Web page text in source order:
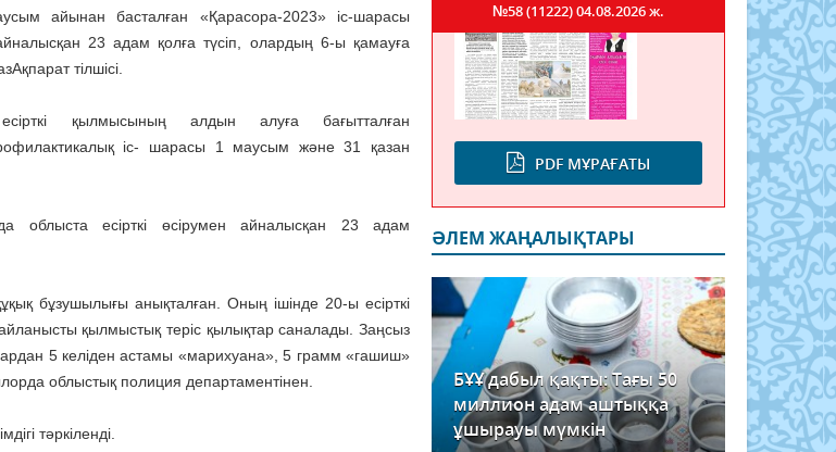
айынан басталған «Қарасора-2023» іс-шарасы
23 адам қолға түсіп, олардың 6-ы қамауға
тілшісі.
қылмысының алдын алуға бағытталған
іс- шарасы 1 маусым және 31 қазан
облыста есірткі өсірумен айналысқан 23 адам
бұзушылығы анықталған. Оның ішінде 20-ы есірткі
байланысты қылмыстық теріс қылықтар саналады. Заңсыз
5 келіден астамы «марихуана», 5 грамм «гашиш»
облыстық полиция департаментінен.
тәркіленді.
PDF МҰРАҒАТЫ
№58 (11222)04.08.2026 ж.
ӘЛЕМ ЖАҢАЛЫҚТАРЫ
БҰҰ дабыл қақты: Тағы 50
миллион адам аштыққа
ұшырауы мүмкін